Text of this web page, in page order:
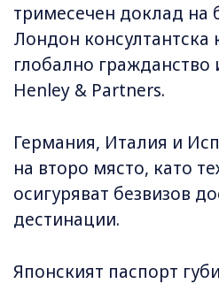
тримесечен доклад на
Лондон консултантска
глобално гражданство
Henley & Partners.
Германия, Италия и
на второ място, като
осигуряват безвизов
дестинации.
Японският паспорт